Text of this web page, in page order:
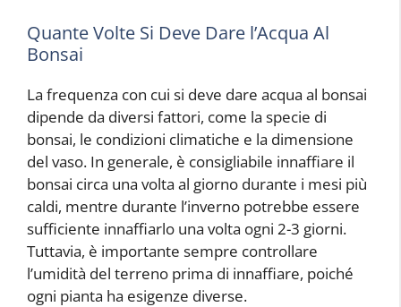
Quante Volte Si Deve Dare l’Acqua Al
Bonsai
La frequenza con cui si deve dare acqua al bonsai
dipende da diversi fattori, come la specie di
bonsai, le condizioni climatiche e la dimensione
del vaso. In generale, è consigliabile innaffiare il
bonsai circa una volta al giorno durante i mesi più
caldi, mentre durante l’inverno potrebbe essere
sufficiente innaffiarlo una volta ogni 2-3 giorni.
Tuttavia, è importante sempre controllare
l’umidità del terreno prima di innaffiare, poiché
ogni pianta ha esigenze diverse.